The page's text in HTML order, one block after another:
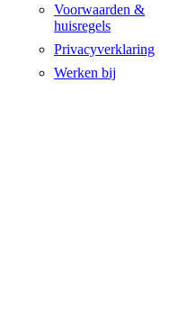
Voorwaarden &
huisregels
Privacyverklaring
Werken bij